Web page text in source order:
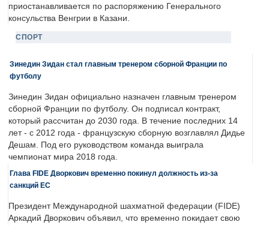
приостанавливается по распоряжению Генерального
консульства Венгрии в Казани.
СПОРТ
Зинедин Зидан стал главным тренером сборной Франции по
футболу
Зинедин Зидан официально назначен главным тренером
сборной Франции по футболу. Он подписал контракт,
который рассчитан до 2030 года. В течение последних 14
лет - с 2012 года - французскую сборную возглавлял Дидье
Дешам. Под его руководством команда выиграла
чемпионат мира 2018 года.
Глава FIDE Дворкович временно покинул должность из-за
санкций ЕС
Президент Международной шахматной федерации (FIDE)
Аркадий Дворкович объявил, что временно покидает свою